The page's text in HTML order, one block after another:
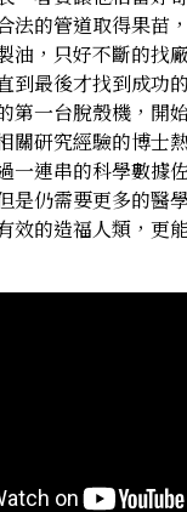
法的管道取得果苗
油，只好不斷的找
到最後才找到成功
第一台脫殼機，開
關研究經驗的博士
一連串的科學數據
是仍需要更多的醫
效的造福人類，更